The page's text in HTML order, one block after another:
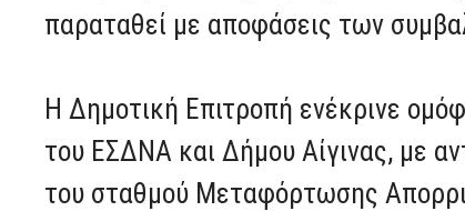
παραταθεί με αποφάσεις των
Η Δημοτική Επιτροπή ενέκρινε
του ΕΣΔΝΑ και Δήμου Αίγινας, με
του σταθμού Μεταφόρτωσης